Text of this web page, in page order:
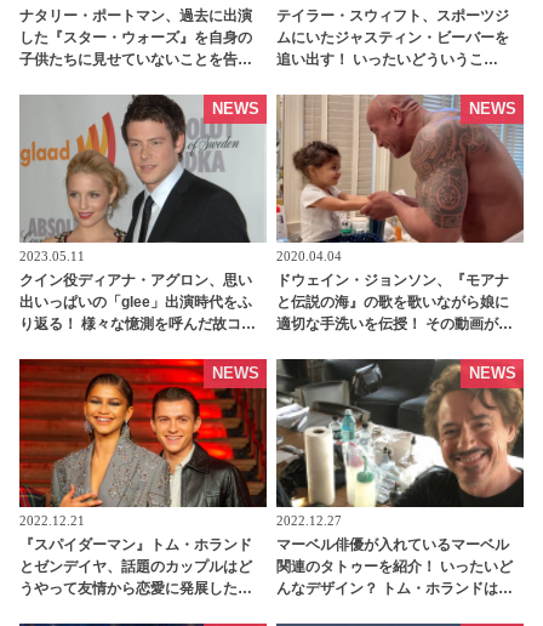
ナタリー・ポートマン、過去に出演
した『スター・ウォーズ』を自身の
子供たちに見せていないことを告
テイラー・スウィフト、スポーツジ
ムにいたジャスティン・ビーバーを
追い出す！ いったいどういうこ
2023.05.11
クイン役ディアナ・アグロン、思い
出いっぱいの「glee」出演時代をふ
り返る！ 様々な憶測を呼んだ故コー
欠席についても言及 - tvgroove
NEWS
2020.04.04
ドウェイン・ジョンソン、『モアナ
と伝説の海』の歌を歌いながら娘に
適切な手洗いを伝授！ その動画がカ
tvgroove
NEWS
2022.12.21
『スパイダーマン』トム・ホランド
とゼンデイヤ、話題のカップルはど
うやって友情から恋愛に発展した
NEWS
2022.12.27
マーベル俳優が入れているマーベル
関連のタトゥーを紹介！ いったいど
んなデザイン？ トム・ホランドはス
NEWS